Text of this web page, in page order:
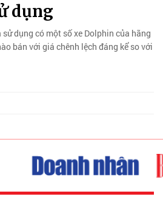
dụng
dụng có một số xe Dolphin của hãng
bán với giá chênh lệch đáng kể so với